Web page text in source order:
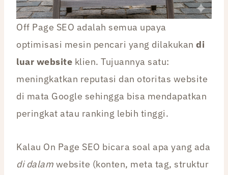
Off Page SEO adalah semua upaya
optimisasi mesin pencari yang dilakukan di
luar website klien. Tujuannya satu:
meningkatkan reputasi dan otoritas website
di mata Google sehingga bisa mendapatkan
peringkat atau ranking lebih tinggi.
Kalau On Page SEO bicara soal apa yang ada
di dalam website (konten, meta tag, struktur